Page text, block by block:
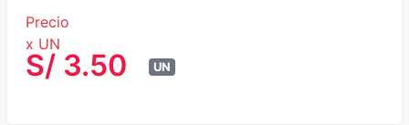
Precio
x UN
S/ 3.50 UN